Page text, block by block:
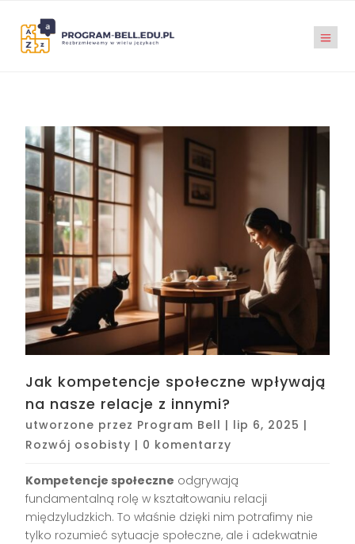
Jak kompetencje społeczne wpływają
na nasze relacje z innymi?
utworzone przez Program Bell | lip 6, 2025 |
Rozwój osobisty | 0 komentarzy
Kompetencje społeczne odgrywają
fundamentalną rolę w kształtowaniu relacji
międzyludzkich. To właśnie dzięki nim potrafimy nie
tylko rozumieć sytuacje społeczne, ale i adekwatnie